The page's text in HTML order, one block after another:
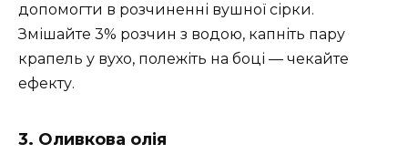
допомогти в розчиненні вушної сірки.
Змішайте 3% розчин з водою, капніть пару
крапель у вухо, полежіть на боці — чекайте
ефекту.
3. Оливкова олія